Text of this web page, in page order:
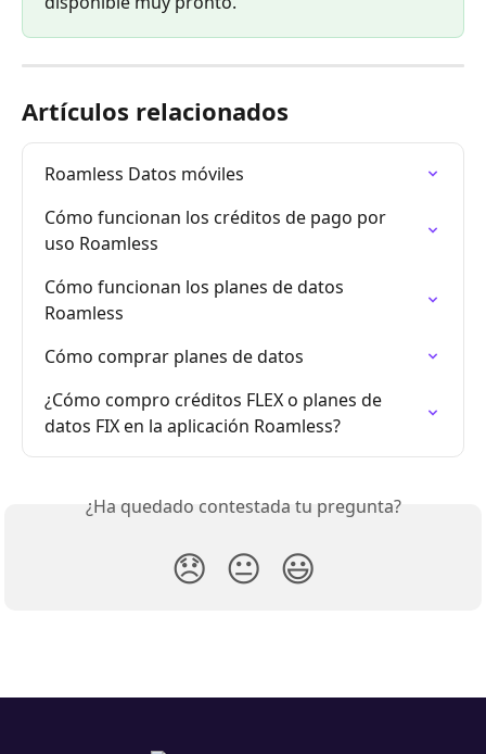
Artículos relacionados
Roamless Datos móviles
Cómo funcionan los créditos de pago por
uso Roamless
Cómo funcionan los planes de datos
Roamless
Cómo comprar planes de datos
¿Cómo compro créditos FLEX o planes de
datos FIX en la aplicación Roamless?
¿Ha quedado contestada tu pregunta?
😞 😐 😃